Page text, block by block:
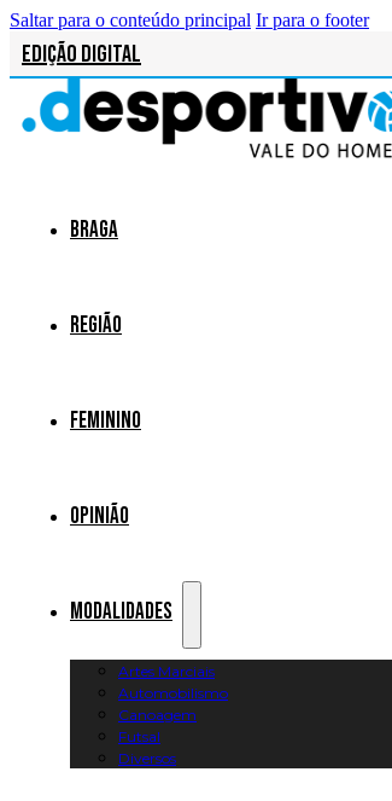
Saltar para o conteúdo principal Ir para o footer
Edição Digital
Braga
Região
Feminino
Opinião
Modalidades
Artes Marciais
Automobilismo
Canoagem
Futsal
Diversos